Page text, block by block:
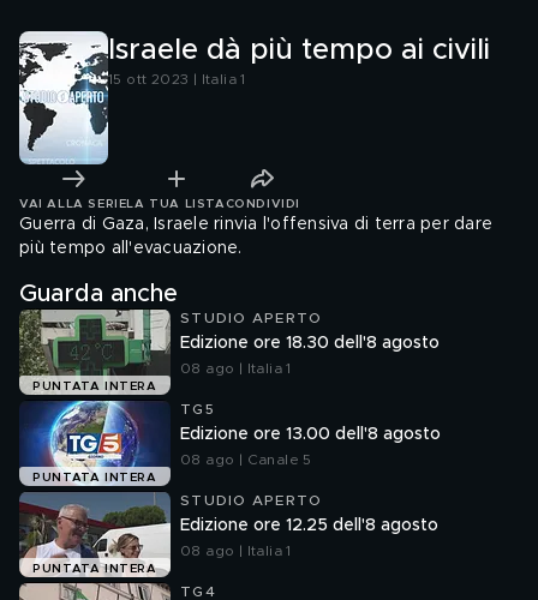
Israele dà più tempo ai civili
15 ott 2023 | Italia 1
VAI ALLA SERIE LA TUA LISTA CONDIVIDI
Guerra di Gaza, Israele rinvia l'offensiva di terra per dare
più tempo all'evacuazione.
Guarda anche
PUNTATA INTERA
STUDIO APERTO
Edizione ore 18.30 dell'8 agosto
08 ago | Italia 1
PUNTATA INTERA
TG5
Edizione ore 13.00 dell'8 agosto
08 ago | Canale 5
PUNTATA INTERA
STUDIO APERTO
Edizione ore 12.25 dell'8 agosto
08 ago | Italia 1
TG4